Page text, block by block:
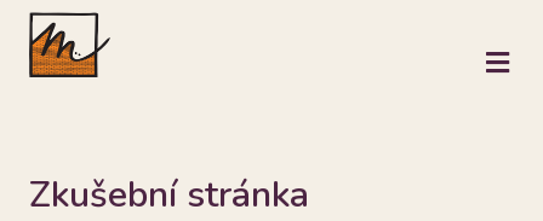
Zkušební stránka